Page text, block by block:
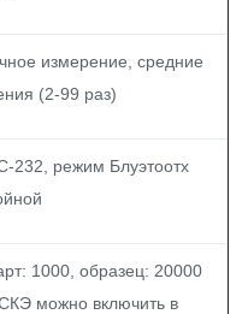
измерение, средние
(2-99 раз)
232, режим Блуэтоотх
1000, образец: 20000
можно включить в